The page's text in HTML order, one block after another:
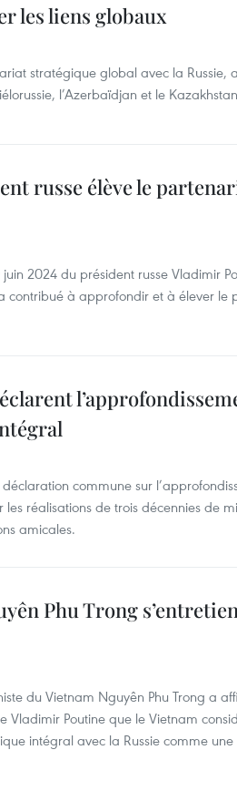
les liens globaux
stratégique global avec la Russie,
l’Azerbaïdjan et le
russe élève le
2024 du président russe Vladimir
contribué à approfondir et à élever le
commune sur
réalisations de trois décennies de
amicales.
Phu Trong
du Vietnam Nguyên Phu Trong a
Vladimir Poutine que le Vietnam
intégral avec la Russie comme